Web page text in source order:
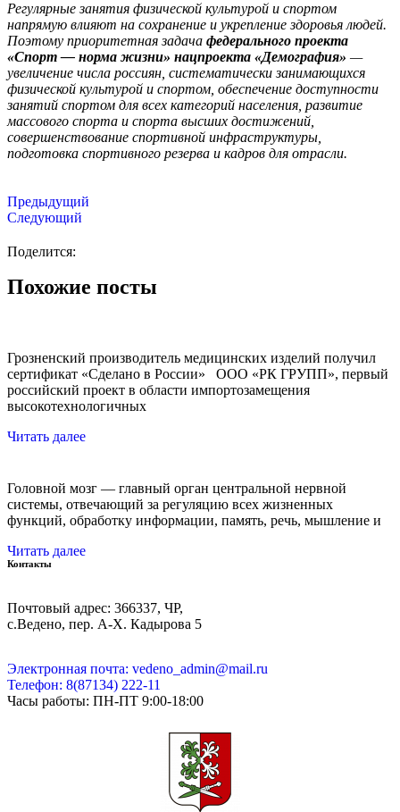
Регулярные занятия физической культурой и спортом
напрямую влияют на сохранение и укрепление здоровья людей.
Поэтому приоритетная задача федерального проекта
«Спорт — норма жизни» нацпроекта «Демография» —
увеличение числа россиян, систематически занимающихся
физической культурой и спортом, обеспечение доступности
занятий спортом для всех категорий населения, развитие
массового спорта и спорта высших достижений,
совершенствование спортивной инфраструктуры,
подготовка спортивного резерва и кадров для отрасли.
Предыдущий
Следующий
Поделится:
Похожие посты
Грозненский производитель медицинских изделий получил
сертификат «Сделано в России» ООО «РК ГРУПП», первый
российский проект в области импортозамещения
высокотехнологичных
Читать далее
Головной мозг — главный орган центральной нервной
системы, отвечающий за регуляцию всех жизненных
функций, обработку информации, память, речь, мышление и
Читать далее
Контакты
Почтовый адрес: 366337, ЧР,
с.Ведено, пер. А-Х. Кадыровa 5
Электронная почта: vedeno_admin@mail.ru
Телефон: 8(87134) 222-11
Часы работы: ПН-ПТ 9:00-18:00